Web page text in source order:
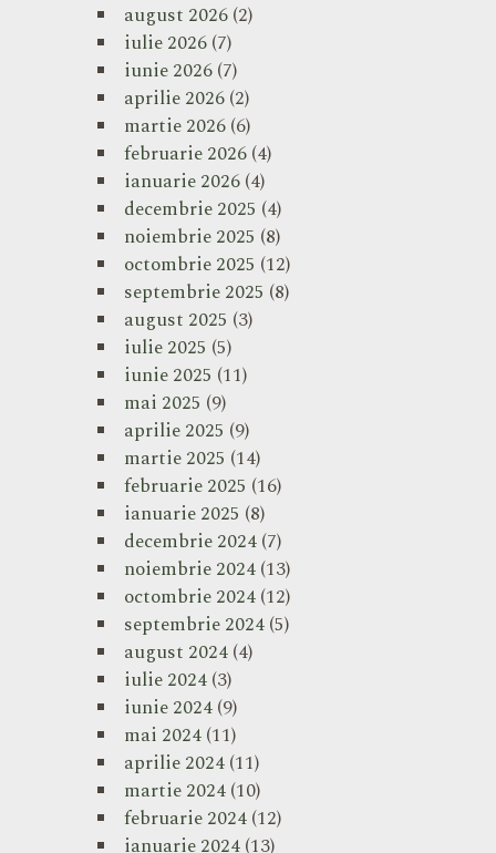
august 2026(2)
iulie 2026(7)
iunie 2026(7)
aprilie 2026(2)
martie 2026(6)
februarie 2026(4)
ianuarie 2026(4)
decembrie 2025 (4)
noiembrie 2025 (8)
octombrie 2025 (12)
septembrie 2025 (8)
august 2025 (3)
iulie 2025 (5)
iunie 2025 (11)
mai 2025 (9)
aprilie 2025 (9)
martie 2025 (14)
februarie 2025 (16)
ianuarie 2025 (8)
decembrie 2024(7)
noiembrie 2024(13)
octombrie 2024(12)
septembrie 2024(5)
august 2024(4)
iulie 2024(3)
iunie 2024(9)
mai 2024(11)
aprilie 2024(11)
martie 2024(10)
februarie 2024(12)
ianuarie 2024(13)